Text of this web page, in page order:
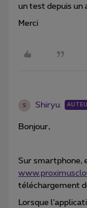
un test depuis un
Merci
S Shiryu
Bonjour,
Sur smartphone,
téléchargement
Lorsque